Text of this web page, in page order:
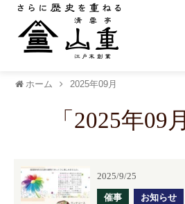
ホーム 2025年09月
「 2025年09月
2025/9/25
催事 お知らせ